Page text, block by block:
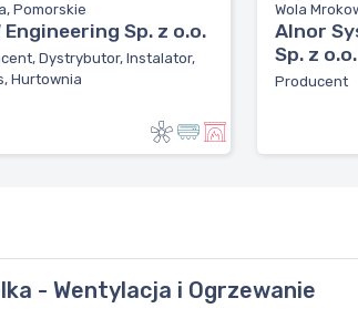
Pomorskie
Engineering Sp. z o.o.
Dystrybutor, Instalator,
Hurtownia
Wola
Alnor
Sp. z o.o.
Producent
- Wentylacja i Ogrzewanie